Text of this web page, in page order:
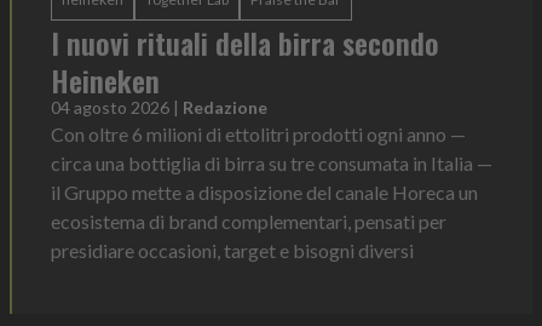
I nuovi rituali della birra secondo
Heineken
04 agosto 2026 | Redazione
Con oltre 6 milioni di ettolitri prodotti ogni anno —
circa una bottiglia di birra su tre consumata in Italia —
il Gruppo mette a disposizione del canale Horeca un
ecosistema di brand complementari, pensati per
presidiare occasioni, target e bisogni diversi